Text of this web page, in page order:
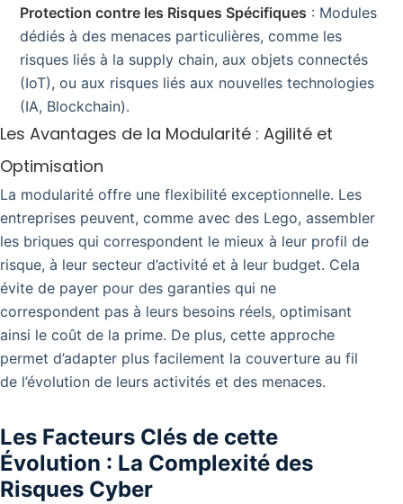
Protection contre les Risques Spécifiques : Modules
dédiés à des menaces particulières, comme les
risques liés à la supply chain, aux objets connectés
(IoT), ou aux risques liés aux nouvelles technologies
(IA, Blockchain).
Les Avantages de la Modularité : Agilité et
Optimisation
La modularité offre une flexibilité exceptionnelle. Les
entreprises peuvent, comme avec des Lego, assembler
les briques qui correspondent le mieux à leur profil de
risque, à leur secteur d’activité et à leur budget. Cela
évite de payer pour des garanties qui ne
correspondent pas à leurs besoins réels, optimisant
ainsi le coût de la prime. De plus, cette approche
permet d’adapter plus facilement la couverture au fil
de l’évolution de leurs activités et des menaces.
Les Facteurs Clés de cette
Évolution : La Complexité des
Risques Cyber